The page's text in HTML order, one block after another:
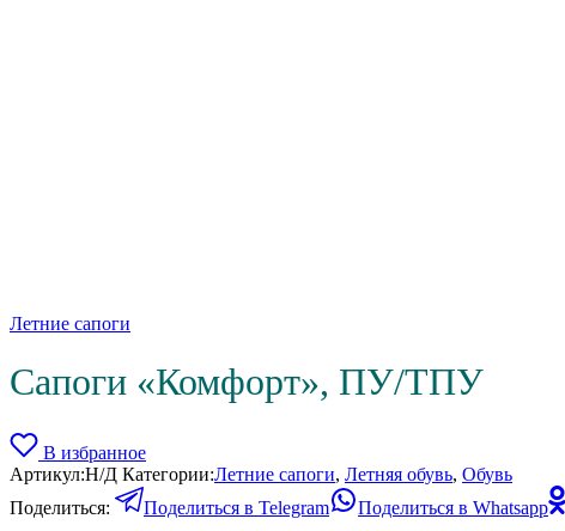
Летние сапоги
Сапоги «Комфорт», ПУ/ТПУ
В избранное
Артикул:Н/Д Категории:Летние сапоги, Летняя обувь, Обувь
Поделиться:
Поделиться в Telegram Поделиться в Whatsapp